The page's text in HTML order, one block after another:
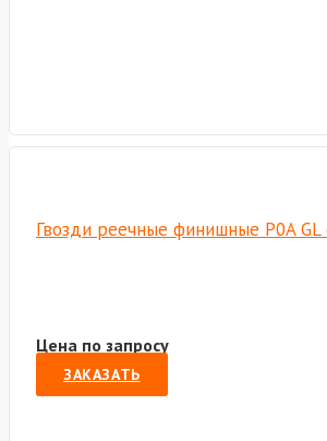
Гвозди реечные финишные P0A
Цена по запросу
ЗАКАЗАТЬ